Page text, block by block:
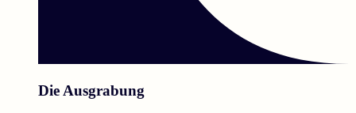
Die Ausgrabung